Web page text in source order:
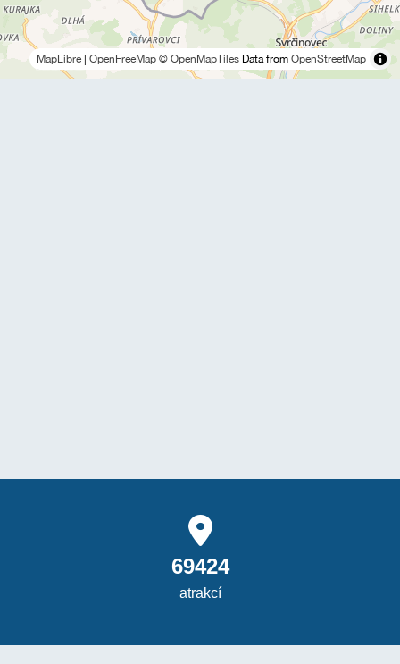
MapLibre OpenFreeMap © OpenMapTiles Data from OpenStreetMap
69424
atrakcí